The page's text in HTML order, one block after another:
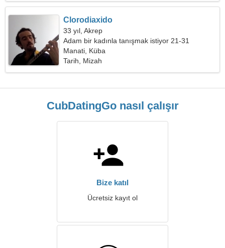
Clorodiaxido
33 yıl, Akrep
Adam bir kadınla tanışmak istiyor 21-31
Manati, Küba
Tarih, Mizah
CubDatingGo nasıl çalışır
Bize katıl
Ücretsiz kayıt ol